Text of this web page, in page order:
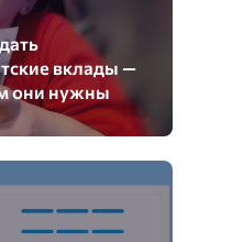
вклады —
они нужны